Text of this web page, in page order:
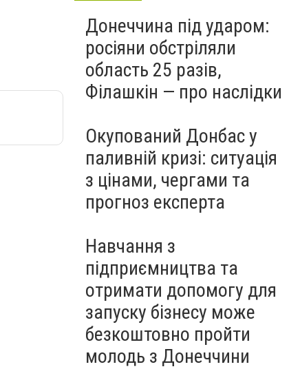
Донеччина під ударом:
росіяни обстріляли
область 25 разів,
Філашкін — про наслідки
Окупований Донбас у
паливній кризі: ситуація
з цінами, чергами та
прогноз експерта
Навчання з
підприємництва та
отримати допомогу для
запуску бізнесу може
безкоштовно пройти
молодь з Донеччини